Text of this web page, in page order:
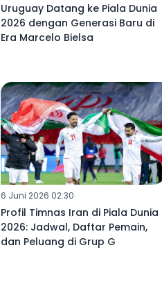
Uruguay Datang ke Piala Dunia
2026 dengan Generasi Baru di
Era Marcelo Bielsa
6 Juni 2026 02:30
Profil Timnas Iran di Piala Dunia
2026: Jadwal, Daftar Pemain,
dan Peluang di Grup G